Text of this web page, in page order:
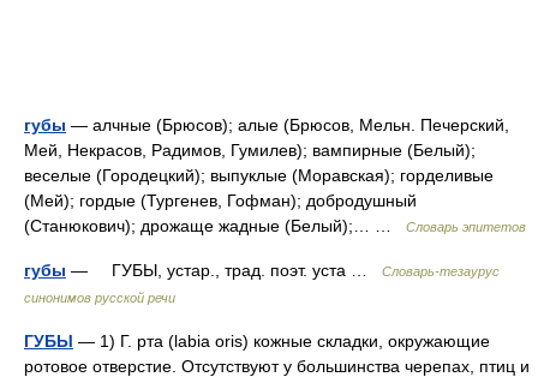
губы — алчные (Брюсов); алые (Брюсов, Мельн. Печерский,
Мей, Некрасов, Радимов, Гумилев); вампирные (Белый);
веселые (Городецкий); выпуклые (Моравская); горделивые
(Мей); гордые (Тургенев, Гофман); добродушный
(Станюкович); дрожаще жадные (Белый);… …
Словарь эпитетов
губы — ГУБЫ, устар., трад. поэт. уста …
Словарь-тезаурус
синонимов русской речи
ГУБЫ — 1) Г. рта (labia oris) кожные складки, окружающие
ротовое отверстие. Отсутствуют у большинства черепах, птиц и